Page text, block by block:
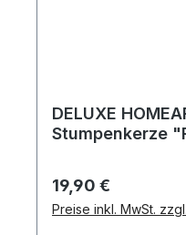
DELUXE
Stumpenkerze
Regulärer Preis:
19,90 €
Preise inkl. MwSt.